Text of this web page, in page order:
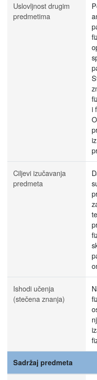
Uslovljnost drugim
predmetima
i
Ciljevi izučavanja
predmeta
Ishodi učenja
(stečena znanja)
Sadržaj predmeta